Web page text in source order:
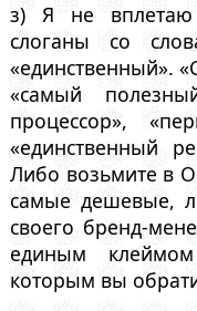
з) Я не
слоганы со
«единственный».
«самый
процессор»,
«единственный
Либо возьмите в
самые дешевые,
своего бренд-
единым
которым вы